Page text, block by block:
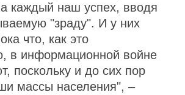
каждый наш успех, вводя
"зраду". И у них
что, как это
в информационной войне
поскольку и до сих пор
массы населения", –